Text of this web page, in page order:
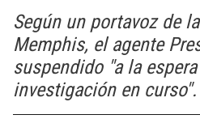
Según un portavoz de
Memphis, el agente
suspendido "a la
investigación en curso".